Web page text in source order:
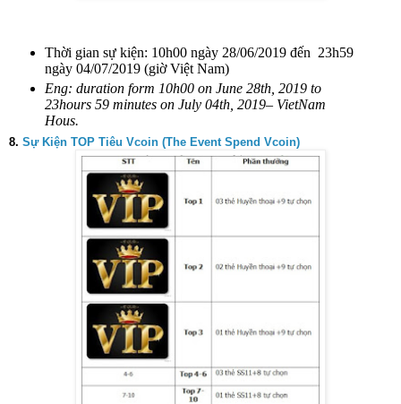
Thời gian sự kiện: 10h00 ngày 28/06/2019 đến 23h59
ngày 04/07/2019 (giờ Việt Nam)
Eng: duration form 10h00 on June 28th, 2019 to
23hours 59 minutes on July 04th, 2019– VietNam
Hous.
8. Sự Kiện TOP Tiêu Vcoin (The Event Spend Vcoin)